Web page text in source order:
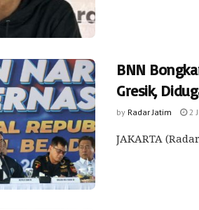
BNN
Gresik,
by Radar Jatim 2
JAKARTA